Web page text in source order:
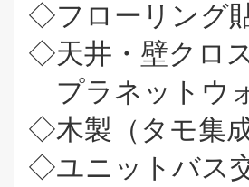
◇フローリング
◇天井・壁クロ
プラネットウ
◇木製（タモ集
◇ユニットバ